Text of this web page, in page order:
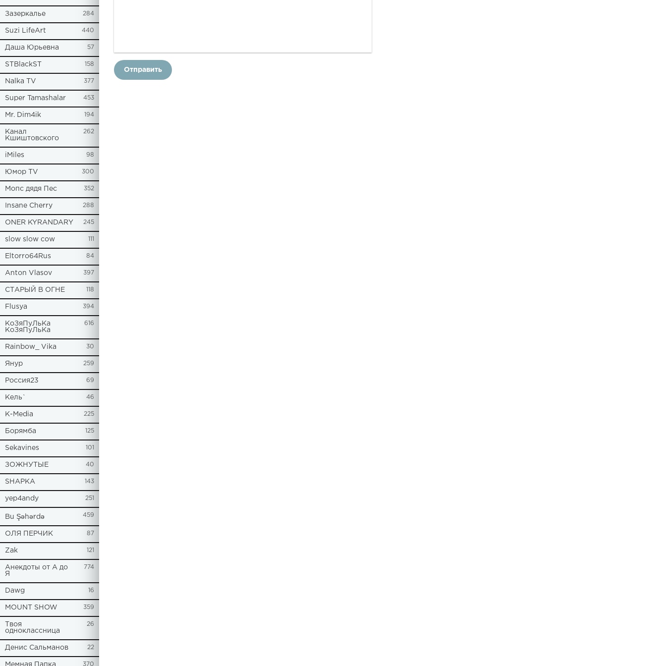
Зазеркалье 284
Suzi LifeArt 440
Даша Юрьевна 57
STBlackST 158
Nalka TV 377
Super Tamashalar 453
Mr. Dim4ik 194
Канал
Кшиштовского
262
iMiles 98
Юмор TV 300
Мопс дядя Пес 352
Insane Cherry 288
ONER KYRANDARY 245
slow slow cow 111
Eltorro64Rus 84
Anton Vlasov 397
СТАРЫЙ В ОГНЕ 118
Flusya 394
КоЗяПуЛьКа
КоЗяПуЛьКа
616
Rainbow_ Vika 30
Янур 259
Россия23 69
Кель` 46
К-Media 225
Борямба 125
Sekavines 101
ЗОЖНУТЫЕ 40
SHAPKA 143
yep4andy 251
Bu Şəhərdə 459
ОЛЯ ПЕРЧИК 87
Zak 121
Анекдоты от А до
Я
774
Dawg 16
MOUNT SHOW 359
Твоя
одноклассница
26
Денис Сальманов 22
Мемная Папка 370
Отправить